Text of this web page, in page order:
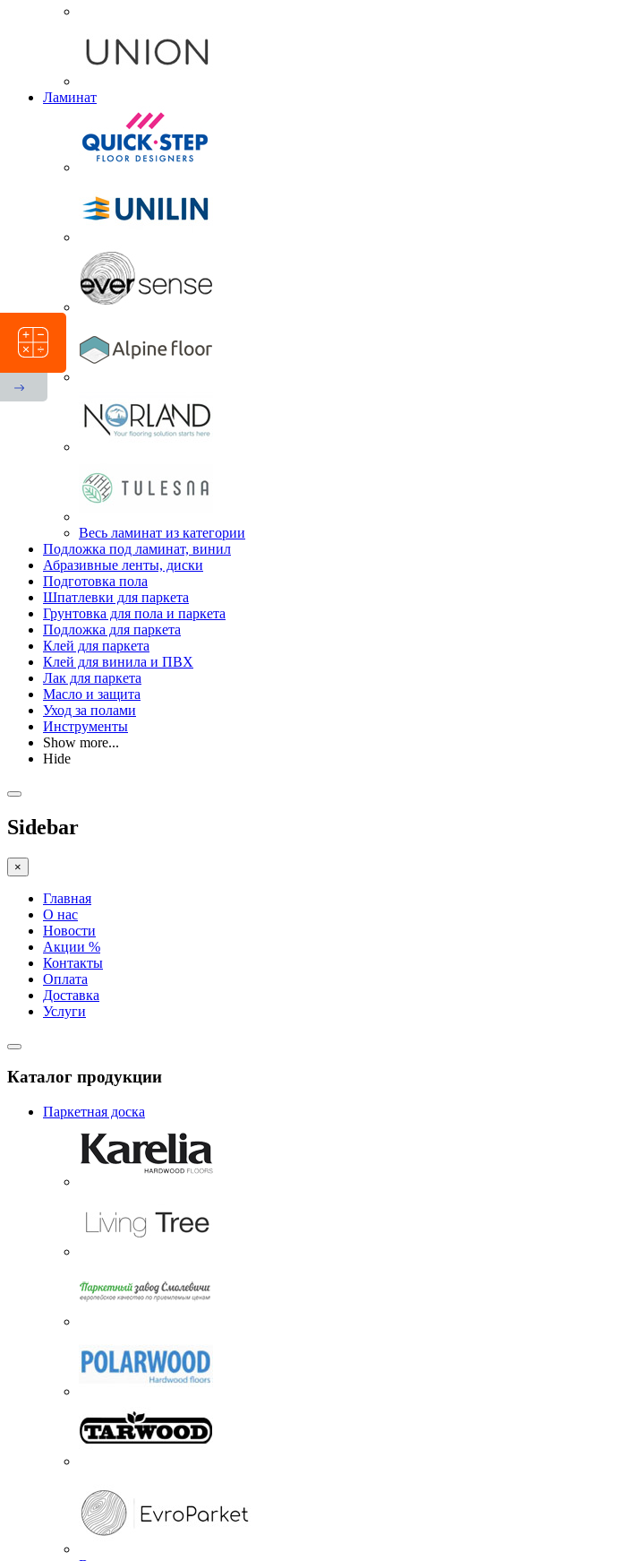
Ламинат
Весь ламинат из категории
Подложка под ламинат, винил
Абразивные ленты, диски
Подготовка пола
Шпатлевки для паркета
Грунтовка для пола и паркета
Подложка для паркета
Клей для паркета
Клей для винила и ПВХ
Лак для паркета
Масло и защита
Уход за полами
Инструменты
Show more...
Hide
Sidebar
×
Главная
О нас
Новости
Акции %
Контакты
Оплата
Доставка
Услуги
Каталог продукции
Паркетная доска